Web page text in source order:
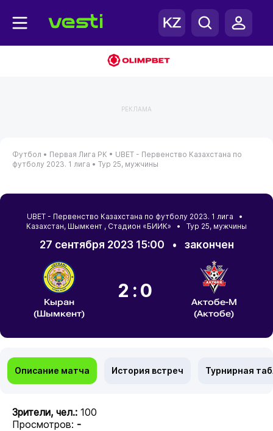
РЕКЛАМА
Футбол • Первая Лига РК • UBET - Первенство Казахстана по
футболу 2023. 1 лига • Тур 25, мужчины
UBET - Первенство Казахстана по футболу 2023. 1 лига •
Казахстан, Шымкент , Стадион «БИИК» • Тур 25, мужчины
27 сентября 2023 15:00 • закончен
Кыран
(Шымкент)
2:0
Актобе-М
(Актобе)
Описание матча История встреч Турнирная
Зрители, чел.: 100
Просмотров: -